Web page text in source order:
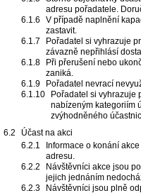
adresu pořadatele.
V případě naplnění
zastavit.
Pořadatel si vyhrazuje
závazně nepřihlásí
Při přerušení nebo
zaniká.
Pořadatel nevrací
Pořadatel si vyhrazuje
nabízeným kategoriím
zvýhodněného
Účast na akci
Informace o konání
adresu.
Návštěvníci akce jsou
jejich jednáním
Návštěvníci jsou plně